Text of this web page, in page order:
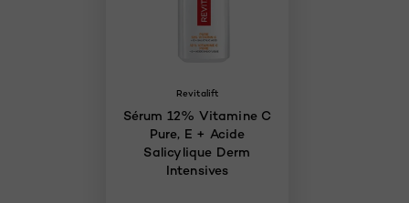
Revitalift
Sérum 12% Vitamine C
Pure, E + Acide
Salicylique Derm
Intensives